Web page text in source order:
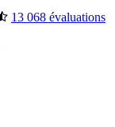
13 068 évaluations